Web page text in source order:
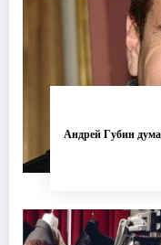
Андрей Губин